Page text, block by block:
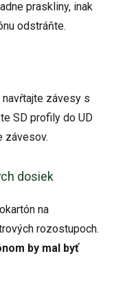
praskliny, inak
odstráňte.
závesy s
SD profily do UD
závesov.
dosiek
na
rozostupoch.
by mal byť